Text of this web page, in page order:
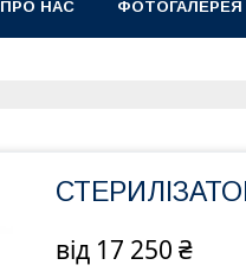
ПРО НАС ФОТОГАЛЕРЕЯ
від 17 250 ₴